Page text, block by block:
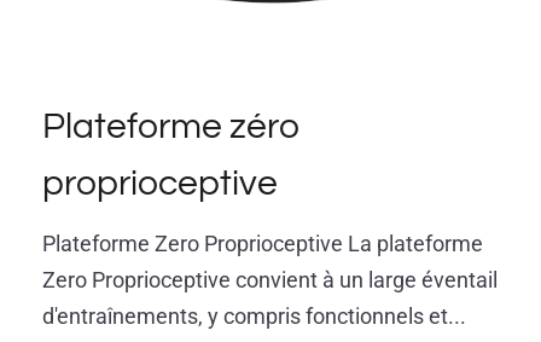
Plateforme zéro
proprioceptive
Plateforme Zero Proprioceptive La plateforme
Zero Proprioceptive convient à un large éventail
d'entraînements, y compris fonctionnels et...